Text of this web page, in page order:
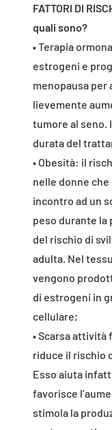
FATTORI DI
quali sono?
• Terapia
estrogeni e
menopausa per
lievemente
tumore al seno.
durata del
• Obesità: il
nelle donne che
incontro ad un
peso durante la
del rischio di
adulta. Nel
vengono
di estrogeni in
cellulare;
• Scarsa
riduce il rischio
Esso aiuta
favorisce
stimola la